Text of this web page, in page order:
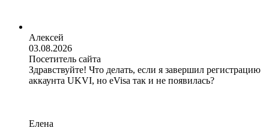
Алексей
03.08.2026
Посетитель сайта
Здравствуйте! Что делать, если я завершил регистрацию
аккаунта UKVI, но eVisa так и не появилась?
Елена